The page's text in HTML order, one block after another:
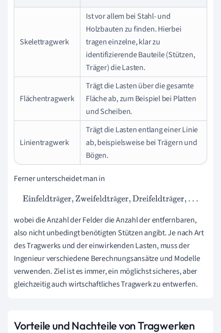
Skelettragwerk
Ist vor allem bei Stahl- und
Holzbauten zu finden. Hierbei
tragen einzelne, klar zu
identifizierende Bauteile (Stützen,
Träger) die Lasten.
Flächentragwerk
Trägt die Lasten über die gesamte
Fläche ab, zum Beispiel bei Platten
und Scheiben.
Linientragwerk
Trägt die Lasten entlang einer Linie
ab, beispielsweise bei Trägern und
Bögen.
Ferner unterscheidet man in
ä ä ä
Einfeldträger,Zweifeldträger,Dreifeldträger,…
wobei die Anzahl der Felder die Anzahl der entfernbaren,
also nicht unbedingt benötigten Stützen angibt. Je nach Art
des Tragwerks und der einwirkenden Lasten, muss der
Ingenieur verschiedene Berechnungsansätze und Modelle
verwenden. Ziel ist es immer, ein möglichst sicheres, aber
gleichzeitig auch wirtschaftliches Tragwerk zu entwerfen.
Vorteile und Nachteile von Tragwerken